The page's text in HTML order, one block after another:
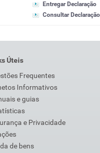
Entregar Declaração
Consultar
Úteis
Frequentes
Informativos
e guias
e Privacidade
de bens